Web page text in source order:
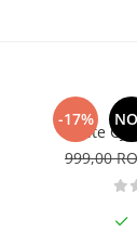
-17%
Ghete
999,00